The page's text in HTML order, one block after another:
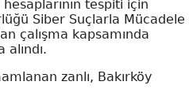
tespiti için
Siber Suçlarla Mücadele
çalışma kapsamında
alındı.
zanlı, Bakırköy